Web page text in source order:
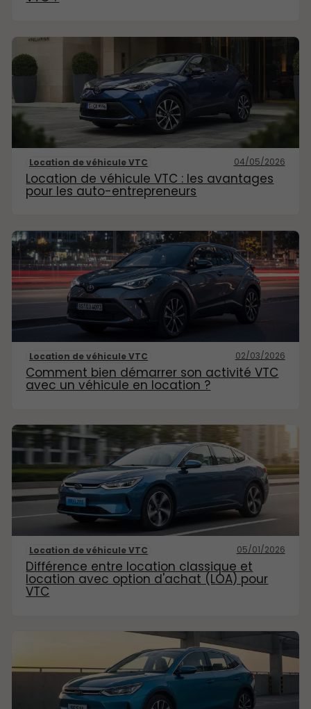
Location de véhicule VTC 04/05/2026
Location de véhicule VTC : les avantages
pour les auto-entrepreneurs
Location de véhicule VTC 02/03/2026
Comment bien démarrer son activité VTC
avec un véhicule en location ?
Location de véhicule VTC 05/01/2026
Différence entre location classique et
location avec option d'achat (LOA) pour
VTC